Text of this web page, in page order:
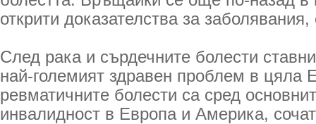
открити доказателства за
След рака и сърдечните болести
най-големият здравен проблем в цяла
ревматичните болести са сред
инвалидност в Европа и Америка,